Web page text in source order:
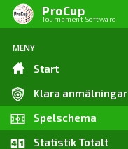
ProCup
Tournament Software
MENY
Start
Klara anmälningar
Spelschema
Statistik Totalt